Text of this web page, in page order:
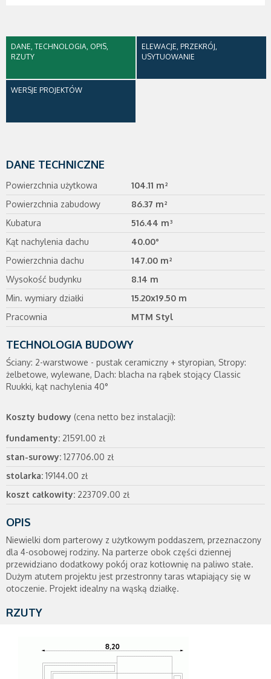
DANE, TECHNOLOGIA, OPIS,
RZUTY
ELEWACJE, PRZEKRÓJ,
USYTUOWANIE
WERSJE PROJEKTÓW
DANE TECHNICZNE
Powierzchnia użytkowa
104.11 m²
Powierzchnia zabudowy
86.37 m²
Kubatura
516.44 m³
Kąt nachylenia dachu
40.00°
Powierzchnia dachu
147.00 m²
Wysokość budynku
8.14 m
Min. wymiary działki
15.20x19.50 m
Pracownia
MTM Styl
TECHNOLOGIA BUDOWY
Ściany: 2-warstwowe - pustak ceramiczny + styropian, Stropy:
żelbetowe, wylewane, Dach: blacha na rąbek stojący Classic
Ruukki, kąt nachylenia 40°
Koszty budowy (cena netto bez instalacji):
fundamenty: 21591.00 zł
stan-surowy: 127706.00 zł
stolarka: 19144.00 zł
koszt całkowity: 223709.00 zł
OPIS
Niewielki dom parterowy z użytkowym poddaszem, przeznaczony
dla 4-osobowej rodziny. Na parterze obok części dziennej
przewidziano dodatkowy pokój oraz kotłownię na paliwo stałe.
Dużym atutem projektu jest przestronny taras wtapiający się w
otoczenie. Projekt idealny na wąską działkę.
RZUTY